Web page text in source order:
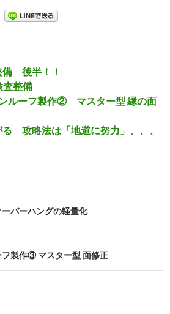
後半！！
査整備
ルーフ製作② マスター型 縁の面
攻略法は「地道に努力」、、、
バーハングの軽量化
製作③ マスター型 面修正